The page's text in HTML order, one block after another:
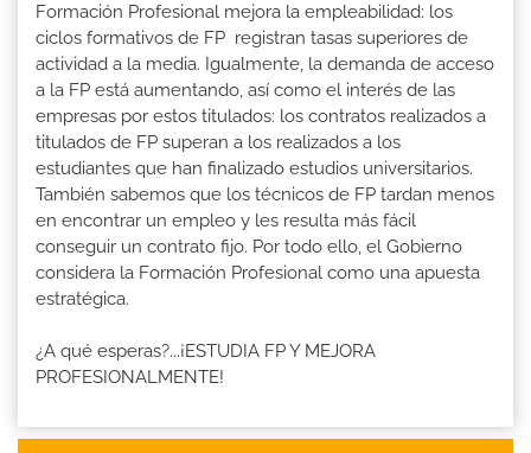
Formación Profesional mejora la empleabilidad: los
ciclos formativos de FP registran tasas superiores de
actividad a la media. Igualmente, la demanda de acceso
a la FP está aumentando, así como el interés de las
empresas por estos titulados: los contratos realizados a
titulados de FP superan a los realizados a los
estudiantes que han finalizado estudios universitarios.
También sabemos que los técnicos de FP tardan menos
en encontrar un empleo y les resulta más fácil
conseguir un contrato fijo. Por todo ello, el Gobierno
considera la Formación Profesional como una apuesta
estratégica.
¿A qué esperas?...¡ESTUDIA FP Y MEJORA
PROFESIONALMENTE!